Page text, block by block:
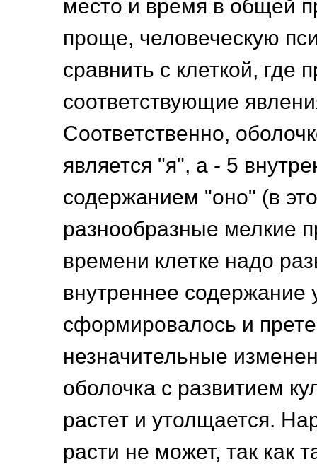
место и время в общей
проще, человеческую
сравнить с клеткой, где
соответствующие
Соответственно,
является "я", а - 5
содержанием "оно" (в
разнообразные мелкие
времени клетке надо
внутреннее содержание
сформировалось и
незначительные
оболочка с развитием
растет и утолщается.
расти не может, так как